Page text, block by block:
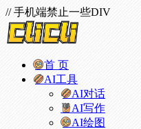
// 手机端禁止一些DIV
首 页
AI工具
AI对话
AI写作
AI绘图